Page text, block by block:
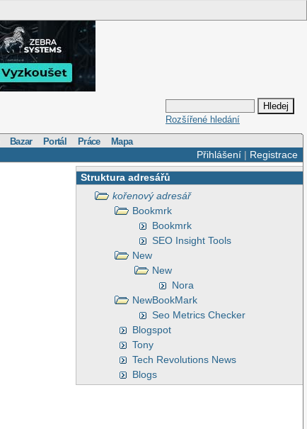
Rozšířené hledání
Bazar Portál Práce Mapa
Přihlášení| Registrace
Struktura adresářů
kořenový adresář
Bookmrk
Bookmrk
SEO Insight Tools
New
New
Nora
NewBookMark
Seo Metrics Checker
Blogspot
Tony
Tech Revolutions News
Blogs